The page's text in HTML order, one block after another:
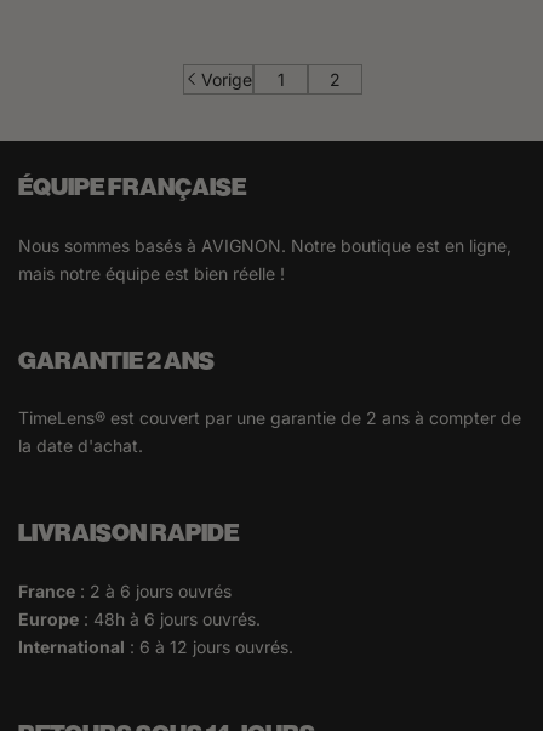
Vorige 1 2
ÉQUIPE FRANÇAISE
Nous sommes basés à AVIGNON. Notre boutique est en ligne,
mais notre équipe est bien réelle !
GARANTIE 2 ANS
TimeLens® est couvert par une garantie de 2 ans à compter de
la date d'achat.
LIVRAISON RAPIDE
France : 2 à 6 jours ouvrés
Europe : 48h à 6 jours ouvrés.
International : 6 à 12 jours ouvrés.